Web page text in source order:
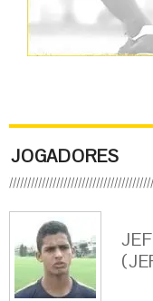
JOGADORES